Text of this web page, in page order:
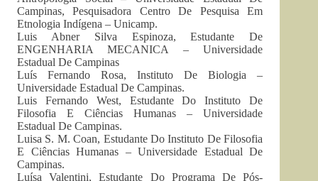
Campinas, Pesquisadora Centro De Pesquisa Em
Etnologia Indígena – Unicamp.
Luis Abner Silva Espinoza, Estudante De
ENGENHARIA MECANICA – Universidade
Estadual De Campinas
Luís Fernando Rosa, Instituto De Biologia –
Universidade Estadual De Campinas.
Luis Fernando West, Estudante Do Instituto De
Filosofia E Ciências Humanas – Universidade
Estadual De Campinas.
Luisa S. M. Coan, Estudante Do Instituto De Filosofia
E Ciências Humanas – Universidade Estadual De
Campinas.
Luísa Valentini, Estudante Do Programa De Pós-